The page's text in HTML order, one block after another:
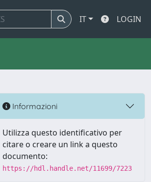
IT LOGIN
Informazioni
Utilizza questo identificativo per
citare o creare un link a questo
documento:
https://hdl.handle.net/11699/7223